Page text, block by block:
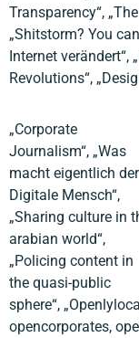
Transparency“,
„Shitstorm? You
Internet verändert“,
Revolutions“,
„Corporate
Journalism“, „Was
macht eigentlich der
Digitale Mensch“,
„Sharing culture in
arabian world“,
„Policing content in
the quasi-public
sphere“,
opencorporates,